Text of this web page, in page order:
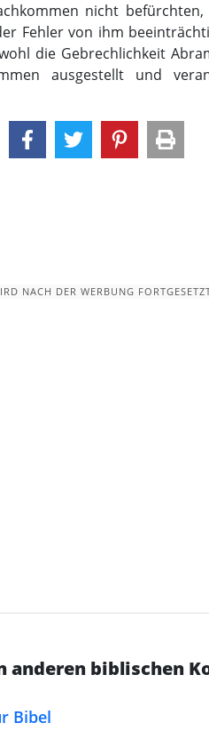
nicht
Fehler von ihm
die Gebrechlichkeit
ausgestellt und
NACH DER WERBUNG
anderen biblischen
Bibel